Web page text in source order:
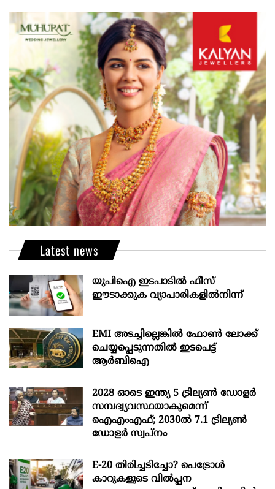
Latest news
യുപിഐ ഇടപാടിൽ ഫീസ്
ഈടാക്കുക വ്യാപാരികളിൽനിന്ന്
EMI അടച്ചില്ലെങ്കിൽ ഫോൺ ലോക്ക്
ചെയ്യപ്പെടുന്നതിൽ ഇടപെട്ട്
ആർബിഐ
2028 ഓടെ ഇന്ത്യ 5 ട്രില്യണ്‍ ഡോളര്‍
സമ്പദ്വ്യവസ്ഥയാകുമെന്ന്
ഐഎംഎഫ്; 2030ല്‍ 7.1 ട്രില്യണ്‍
ഡോളര്‍ സ്വപ്നം
E-20 തിരിച്ചടിച്ചോ? പെട്രോൾ
കാറുകളുടെ വിൽപ്പന